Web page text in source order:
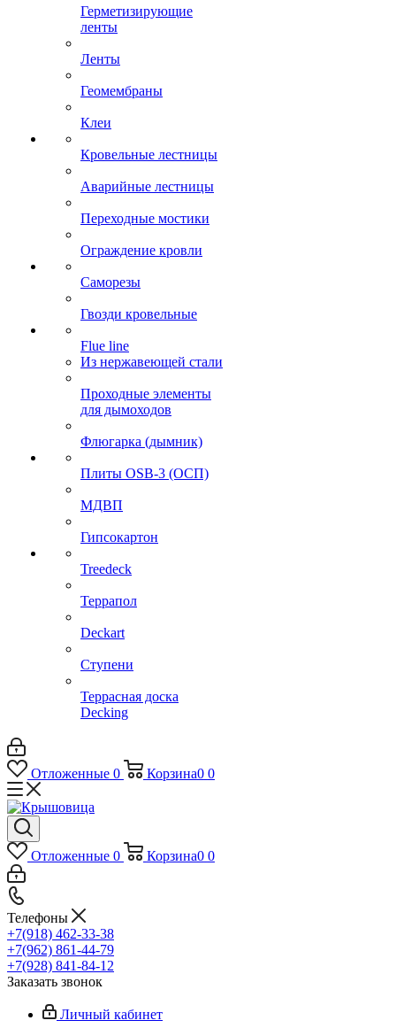
Герметизирующие
ленты
Ленты
Геомембраны
Клеи
Кровельные лестницы
Аварийные лестницы
Переходные мостики
Ограждение кровли
Саморезы
Гвозди кровельные
Flue line
Из нержавеющей стали
Проходные элементы
для дымоходов
Флюгарка (дымник)
Плиты OSB-3 (ОСП)
МДВП
Гипсокартон
Treedeck
Террапол
Deckart
Ступени
Террасная доска
Decking
Отложенные 0 Корзина0 0
Отложенные 0 Корзина0 0
Телефоны
+7(918) 462-33-38
+7(962) 861-44-79
+7(928) 841-84-12
Заказать звонок
Личный кабинет